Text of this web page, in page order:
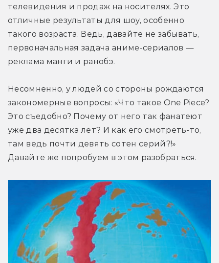
телевидения и продаж на носителях. Это
отличные результаты для шоу, особенно
такого возраста. Ведь, давайте не забывать,
первоначальная задача аниме-сериалов —
реклама манги и ранобэ.
Несомненно, у людей со стороны рождаются
закономерные вопросы: «Что такое One Piece?
Это съедобно? Почему от него так фанатеют
уже два десятка лет? И как его смотреть-то,
там ведь почти девять сотен серий?!»
Давайте же попробуем в этом разобраться.